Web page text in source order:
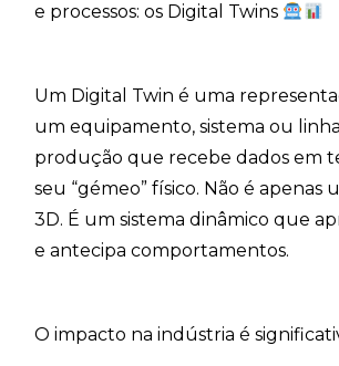
e processos: os Digital Twins
Um Digital Twin é uma
um equipamento, sistema ou
produção que recebe dados em
seu “gémeo” físico. Não é apenas
3D. É um sistema dinâmico que
e antecipa comportamentos.
O impacto na indústria é